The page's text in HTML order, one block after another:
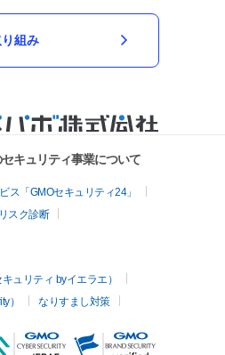
組み
キュリティ事業について
ス「GMOセキュリティ24」
スク診断
ュリティ byイエラエ）
）
なりすまし対策